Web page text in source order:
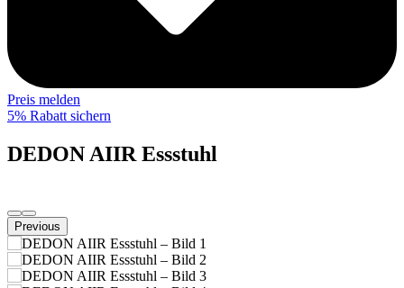
Preis melden
5% Rabatt sichern
DEDON AIIR Essstuhl
Previous